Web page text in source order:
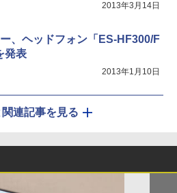
2013年3月14日
、ヘッドフォン「ES-HF300/F
発表
2013年1月10日
関連記事を見る